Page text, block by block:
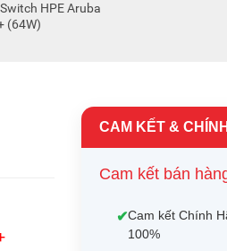
Switch HPE Aruba
(64W)
CAM KẾT &
Cam kết bán
Cam kết Chính
100%